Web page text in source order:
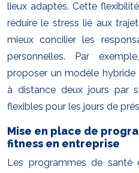
lieux adaptés. Cette
réduire le stress lié aux
mieux concilier les
personnelles. Par
proposer un modèle
à distance deux jours par
flexibles pour les jours de
Mise en place de
fitness en entreprise
Les programmes de santé